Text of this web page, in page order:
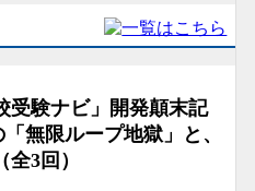
受験ナビ」開発顛末記
無限ループ地獄」と、
3回）